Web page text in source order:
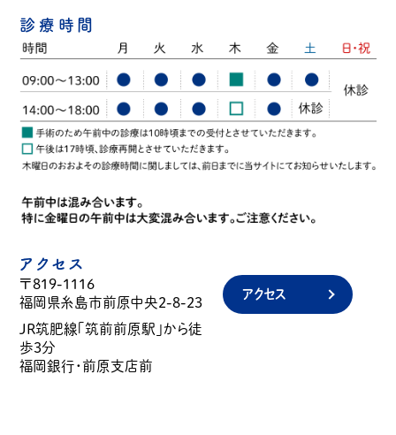
診療時間
アクセス
〒819-1116
福岡県糸島市前原中央2-8-23
JR筑肥線「筑前前原駅」から徒
歩3分
福岡銀行・前原支店前
アクセス